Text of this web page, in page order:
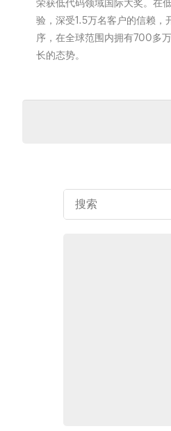
荣获低代码领域国际大奖。在
验，深受1.5万名客户的信赖
序，在全球范围内拥有700多
长的态势。